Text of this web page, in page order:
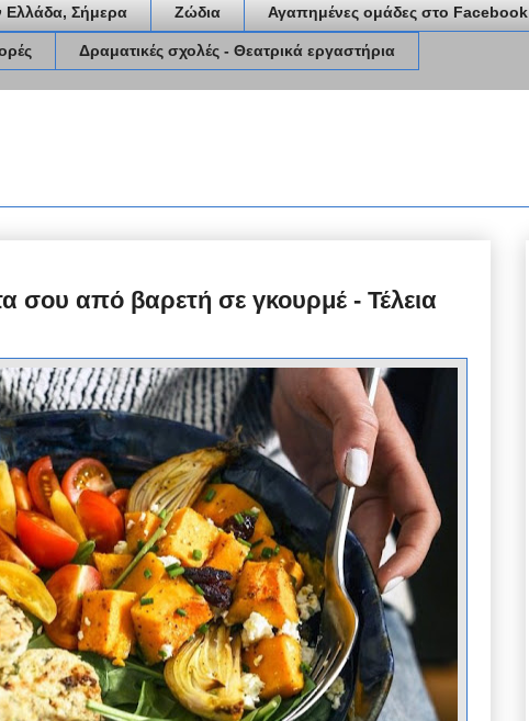
Ελλάδα, Σήμερα Ζώδια Αγαπημένες ομάδες στο Facebook
Δραματικές σχολές - Θεατρικά εργαστήρια
σου από βαρετή σε γκουρμέ - Τέλεια